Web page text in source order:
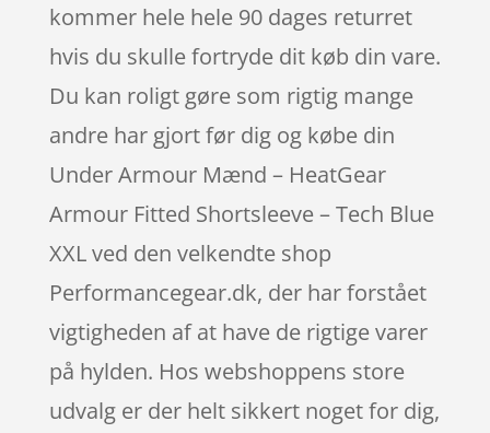
kommer hele hele 90 dages returret
hvis du skulle fortryde dit køb din vare.
Du kan roligt gøre som rigtig mange
andre har gjort før dig og købe din
Under Armour Mænd – HeatGear
Armour Fitted Shortsleeve – Tech Blue
XXL ved den velkendte shop
Performancegear.dk, der har forstået
vigtigheden af at have de rigtige varer
på hylden. Hos webshoppens store
udvalg er der helt sikkert noget for dig,